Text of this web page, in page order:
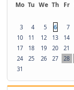
Mo Tu We Th Fr
3
4 5 6 7
10
11 12 13 14
17
18 19 20 21
24
25 26 27 28
31